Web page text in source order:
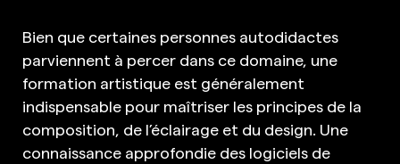
Bien que certaines personnes autodidactes
parviennent à percer dans ce domaine, une
formation artistique est généralement
indispensable pour maîtriser les principes de la
composition, de l’éclairage et du design. Une
connaissance approfondie des logiciels de